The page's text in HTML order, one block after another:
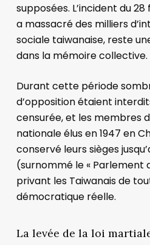
supposées. L’incident du 28
a massacré des milliers
sociale taiwanaise, reste
dans la mémoire collective.
Durant cette période
d’opposition étaient
censurée, et les membres
nationale élus en 1947 en
conservé leurs sièges
(surnommé le « Parlement
privant les Taiwanais de
démocratique réelle.
La levée de la loi